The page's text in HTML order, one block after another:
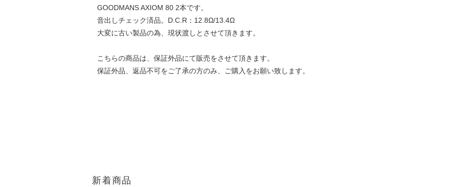
GOODMANS AXIOM 80 2本です。
音出しチェック済品。D.C.R：12.8Ω/13.4Ω
大変に古い製品の為、現状渡しとさせて頂きます。
こちらの商品は、保証外品にて販売をさせて頂きます。
保証外品、返品不可をご了承の方のみ、ご購入をお願い致します。
新着商品